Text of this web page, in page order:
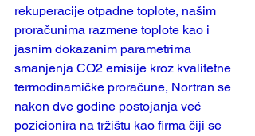
rekuperacije otpadne toplote, našim
proračunima razmene toplote kao i
jasnim dokazanim parametrima
smanjenja CO2 emisije kroz kvalitetne
termodinamičke proračune, Nortran se
nakon dve godine postojanja već
pozicionira na tržištu kao firma čiji se